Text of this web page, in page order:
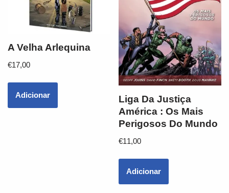
A Velha Arlequina
€17,00
Adicionar
Liga Da Justiça
América : Os Mais
Perigosos Do Mundo
€11,00
Adicionar